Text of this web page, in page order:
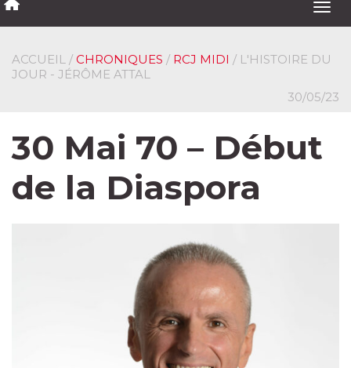
ACCUEIL / CHRONIQUES / RCJ MIDI / L'HISTOIRE DU
JOUR - JÉRÔME ATTAL
30/05/23
30 Mai 70 – Début
de la Diaspora